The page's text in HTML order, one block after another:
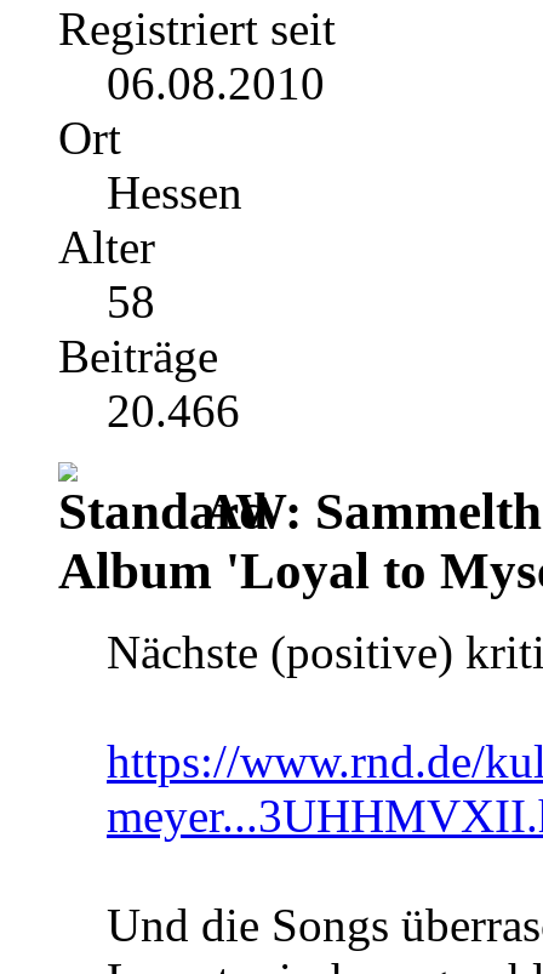
Registriert seit
06.08.2010
Ort
Hessen
Alter
58
Beiträge
20.466
AW:
Album 'Loyal to
Nächste (positive)
https://www.rnd.de/
Und die Songs